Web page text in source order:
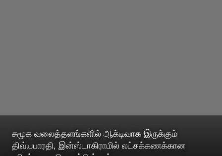
சமூக வலைத்தளங்களில் ஆக்டிவாக இருக்கும்
திவ்யபாரதி, இன்ஸ்டாகிராமில் லட்சக்கணக்கான